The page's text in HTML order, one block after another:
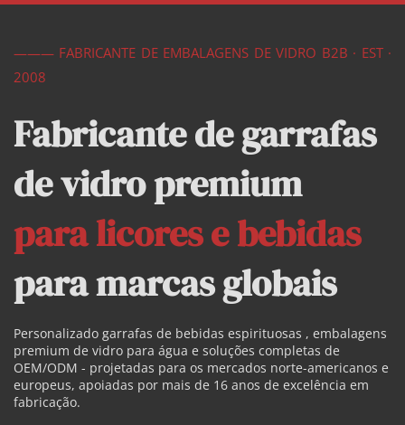
——— FABRICANTE DE EMBALAGENS DE VIDRO B2B · EST ·
2008
Fabricante de garrafas
de vidro premium
para licores e bebidas
para marcas globais
Personalizado garrafas de bebidas espirituosas , embalagens
premium de vidro para água e soluções completas de
OEM/ODM - projetadas para os mercados norte-americanos e
europeus, apoiadas por mais de 16 anos de excelência em
fabricação.